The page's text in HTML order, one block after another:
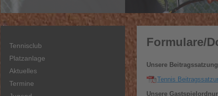
Tennisclub
Platzanlage
Aktuelles
Termine
Formulare/
Unsere
Tennis
Unsere